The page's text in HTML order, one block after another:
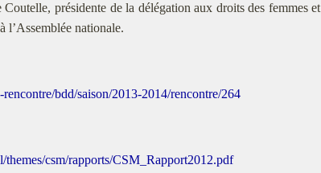
présidente de la délégation aux droits des femmes et
l’Assemblée nationale.
bdd/saison/2013-2014/rencontre/264
csm/rapports/CSM_Rapport2012.pdf